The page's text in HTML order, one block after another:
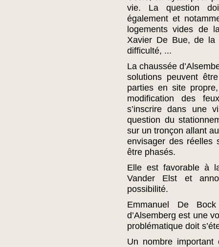
vie. La question
également et
logements vides de
Xavier De Bue, de la
difficulté, ...
La chaussée
solutions peuvent
parties en site
modification des
s’inscrire dans une
question du
sur un tronçon allant
envisager des réelles
être phasés.
Elle est favorable à
Vander Elst et
possibilité.
Emmanuel De
d’Alsemberg est une
problématique doit
Un nombre